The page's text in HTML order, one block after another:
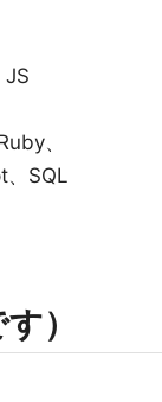
JS
、
、SQL
）